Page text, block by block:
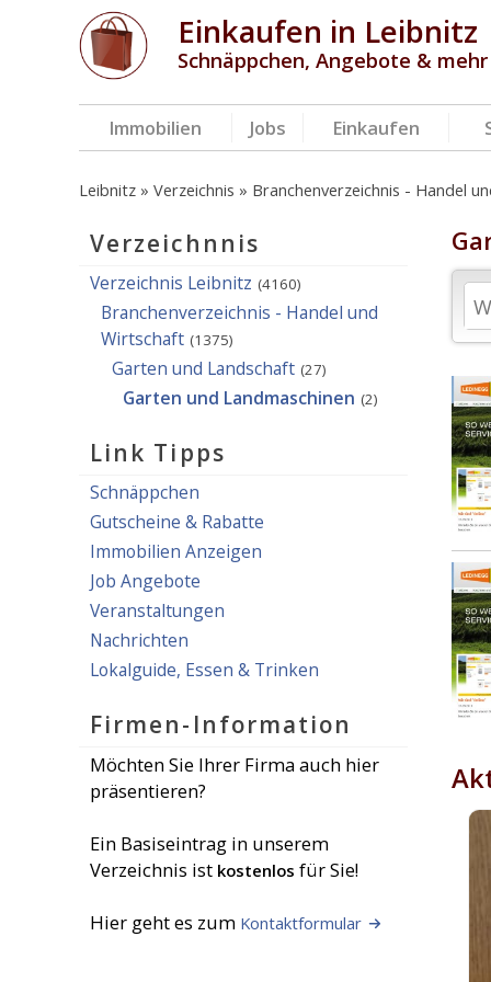
Einkaufen in Leibnitz
Schnäppchen, Angebote & mehr
Immobilien Jobs Einkaufen
Leibnitz Verzeichnis Branchenverzeichnis - Handel
Verzeichnnis
Verzeichnis Leibnitz (4160)
Branchenverzeichnis - Handel und
Wirtschaft (1375)
Garten und Landschaft (27)
Garten und Landmaschinen (2)
Link Tipps
Schnäppchen
Gutscheine & Rabatte
Immobilien Anzeigen
Job Angebote
Veranstaltungen
Nachrichten
Lokalguide, Essen & Trinken
Firmen-Information
Möchten Sie Ihrer Firma auch hier
präsentieren?
Ein Basiseintrag in unserem
Verzeichnis ist kostenlos für Sie!
Hier geht es zum Kontaktformular